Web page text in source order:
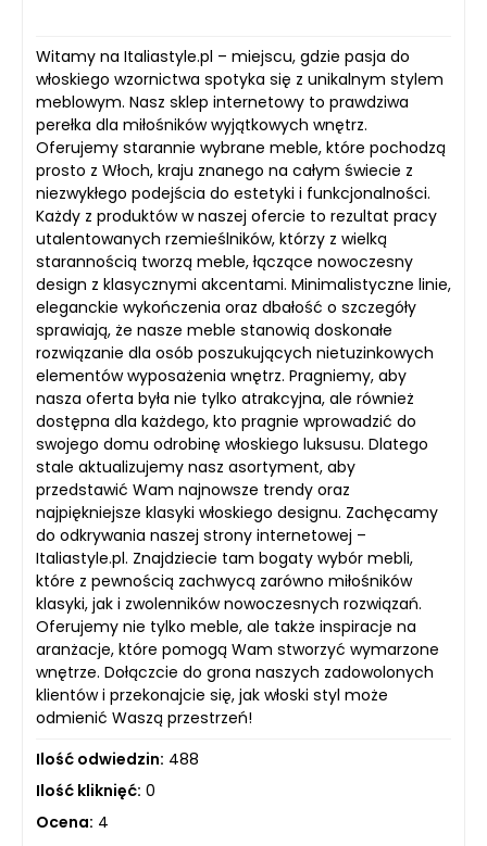
Witamy na Italiastyle.pl – miejscu, gdzie pasja do
włoskiego wzornictwa spotyka się z unikalnym stylem
meblowym. Nasz sklep internetowy to prawdziwa
perełka dla miłośników wyjątkowych wnętrz.
Oferujemy starannie wybrane meble, które pochodzą
prosto z Włoch, kraju znanego na całym świecie z
niezwykłego podejścia do estetyki i funkcjonalności.
Każdy z produktów w naszej ofercie to rezultat pracy
utalentowanych rzemieślników, którzy z wielką
starannością tworzą meble, łączące nowoczesny
design z klasycznymi akcentami. Minimalistyczne linie,
eleganckie wykończenia oraz dbałość o szczegóły
sprawiają, że nasze meble stanowią doskonałe
rozwiązanie dla osób poszukujących nietuzinkowych
elementów wyposażenia wnętrz. Pragniemy, aby
nasza oferta była nie tylko atrakcyjna, ale również
dostępna dla każdego, kto pragnie wprowadzić do
swojego domu odrobinę włoskiego luksusu. Dlatego
stale aktualizujemy nasz asortyment, aby
przedstawić Wam najnowsze trendy oraz
najpiękniejsze klasyki włoskiego designu. Zachęcamy
do odkrywania naszej strony internetowej –
Italiastyle.pl. Znajdziecie tam bogaty wybór mebli,
które z pewnością zachwycą zarówno miłośników
klasyki, jak i zwolenników nowoczesnych rozwiązań.
Oferujemy nie tylko meble, ale także inspiracje na
aranżacje, które pomogą Wam stworzyć wymarzone
wnętrze. Dołączcie do grona naszych zadowolonych
klientów i przekonajcie się, jak włoski styl może
odmienić Waszą przestrzeń!
Ilość odwiedzin: 488
Ilość kliknięć: 0
Ocena: 4